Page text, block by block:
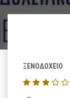
ΞΕΝΟΔΟΧΕΙΟ